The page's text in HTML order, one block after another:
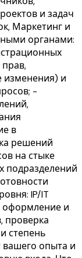
и задач
Маркетинг и
органами:
прав,
изменения) и
-
в
решений
на стыке
подразделений
IP/IT
оформление и
проверка
степень
вашего опыта и